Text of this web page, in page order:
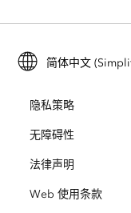
Esri Store
用户研究和测试
Esri 年轻专家关系网
培训
ArcUser
ArcNews
ArcWatch
Esri Press
招贤纳士
开放视野
业务行为准则
ArcGIS for Student Use
保护
教育
简体中文
隐私策略
无障碍性
法律声明
Web 使用条款